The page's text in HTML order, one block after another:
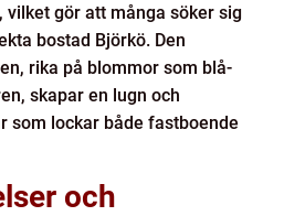
vilket gör att många söker sig
bostad Björkö. Den
rika på blommor som blå-
skapar en lugn och
som lockar både fastboende
och